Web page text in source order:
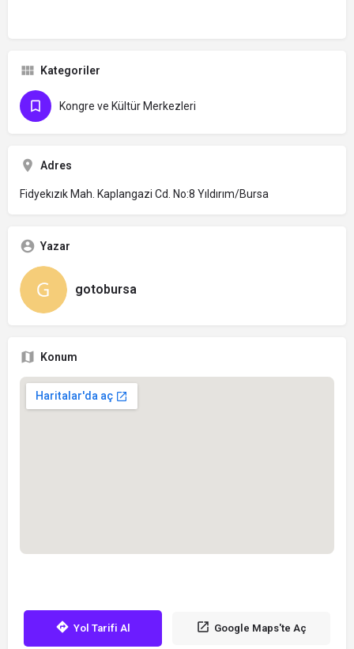
Kategoriler
Kongre ve Kültür Merkezleri
Adres
Fidyekızık Mah. Kaplangazi Cd. No:8 Yıldırım/Bursa
Yazar
gotobursa
Konum
Yol Tarifi Al Google Maps'te Aç